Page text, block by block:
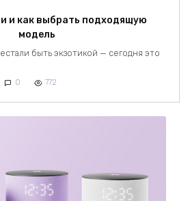
и как выбрать подходящую
модель
быть экзотикой — сегодня это
0 772